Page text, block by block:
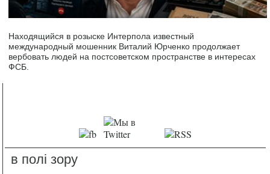
Находящийся в розыске Интерпола известный
международный мошенник Виталий Юрченко продолжает
вербовать людей на постсоветском пространстве в интересах
ФСБ.
в полі зору